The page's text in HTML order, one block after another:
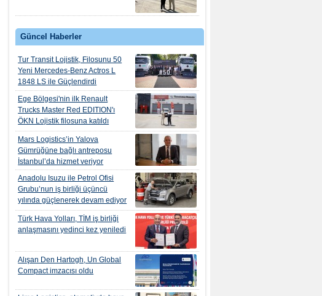
Güncel Haberler
Tur Transit Lojistik, Filosunu 50
Yeni Mercedes-Benz Actros L
1848 LS ile Güçlendirdi
Ege Bölgesi'nin ilk Renault
Trucks Master Red EDITION'ı
ÖKN Lojistik filosuna katıldı
Mars Logistics’in Yalova
Gümrüğüne bağlı antreposu
İstanbul’da hizmet veriyor
Anadolu Isuzu ile Petrol Ofisi
Grubu’nun iş birliği üçüncü
yılında güçlenerek devam ediyor
Türk Hava Yolları, TİM iş birliği
anlaşmasını yedinci kez yeniledi
Alışan Den Hartogh, Un Global
Compact imzacısı oldu